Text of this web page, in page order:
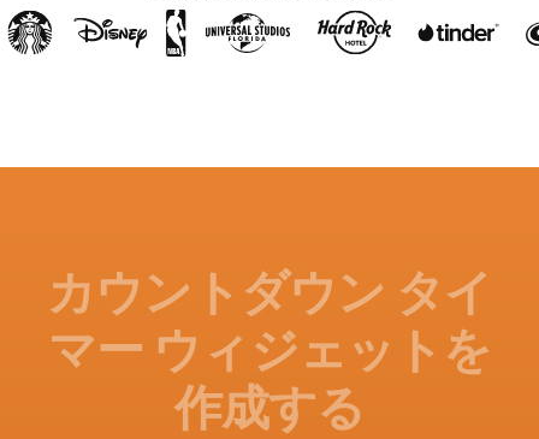
カウントダウン タイ
マー ウィジェットを
作成する